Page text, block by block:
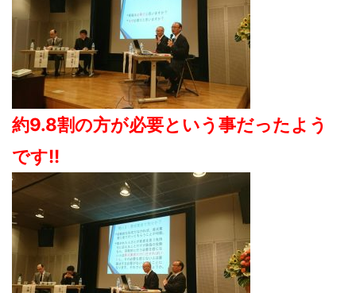
約9.8割の方が必要という事だったよう
です!!